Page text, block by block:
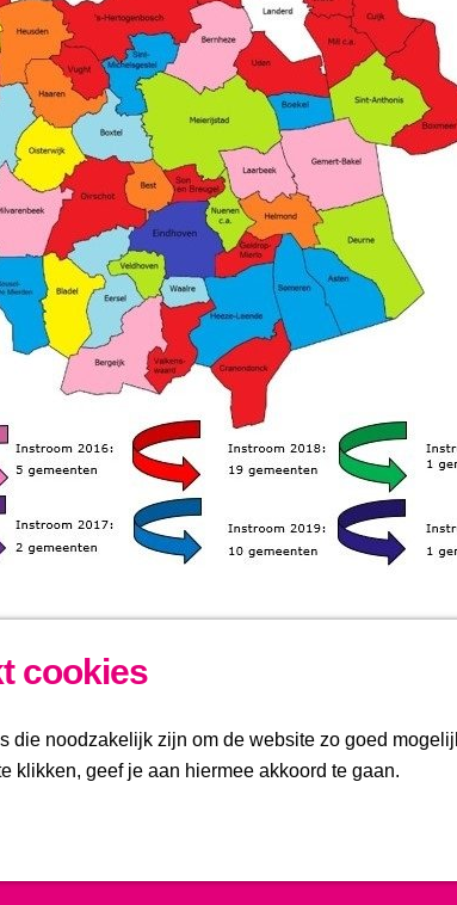
cookies
die noodzakelijk zijn om de website zo goed
klikken, geef je aan hiermee akkoord te gaan.